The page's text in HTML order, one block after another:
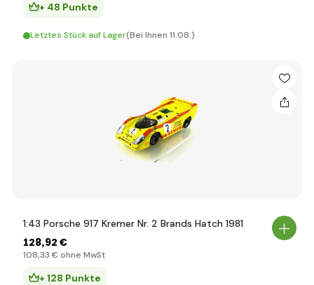
+ 48 Punkte
Letztes Stück auf Lager(Bei Ihnen 11.08.)
1:43 Porsche 917 Kremer Nr. 2 Brands Hatch 1981
128,92 €
108,33 € ohne MwSt
+ 128 Punkte